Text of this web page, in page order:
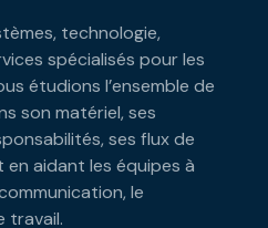
technologie,
spécialisés pour les
étudions l’ensemble de
son matériel, ses
ses flux de
aidant les équipes à
le
travail.